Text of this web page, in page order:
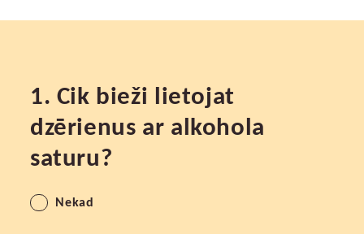
1. Cik bieži lietojat
dzērienus ar alkohola
saturu?
Nekad